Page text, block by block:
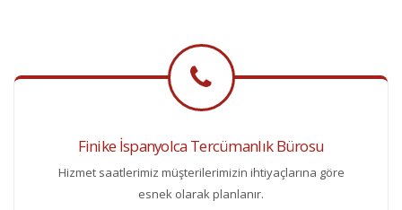
Finike İspanyolca Tercümanlık Bürosu
Hizmet saatlerimiz müşterilerimizin ihtiyaçlarına göre
esnek olarak planlanır.